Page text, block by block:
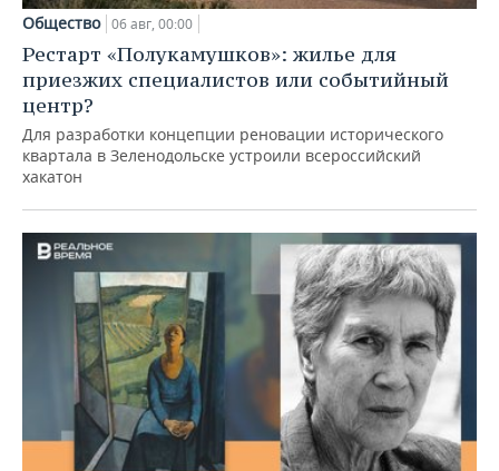
Общество 06 авг, 00:00
Рестарт «Полукамушков»: жилье для
приезжих специалистов или событийный
центр?
Для разработки концепции реновации исторического
квартала в Зеленодольске устроили всероссийский
хакатон